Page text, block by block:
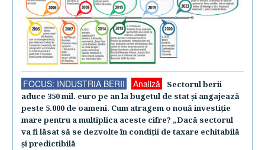
FOCUS: INDUSTRIA BERII Analiză
Sectorul berii
aduce 350 mil. euro pe an la bugetul de stat şi angajează
peste 5.000 de oameni. Cum atragem o nouă investiţie
mare pentru a multiplica aceste cifre? „Dacă sectorul
va fi lăsat să se dezvolte în condiţii de taxare echitabilă
şi predictibilă